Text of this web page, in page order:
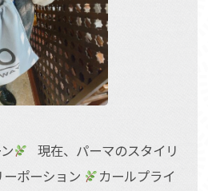
現在、パーマのスタイリ
ーポーション
カールプライ